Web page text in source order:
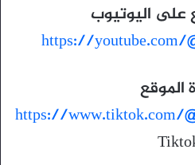
على اليوتيوب
https://youtube.com/
الموقع
https://www.tiktok.com/